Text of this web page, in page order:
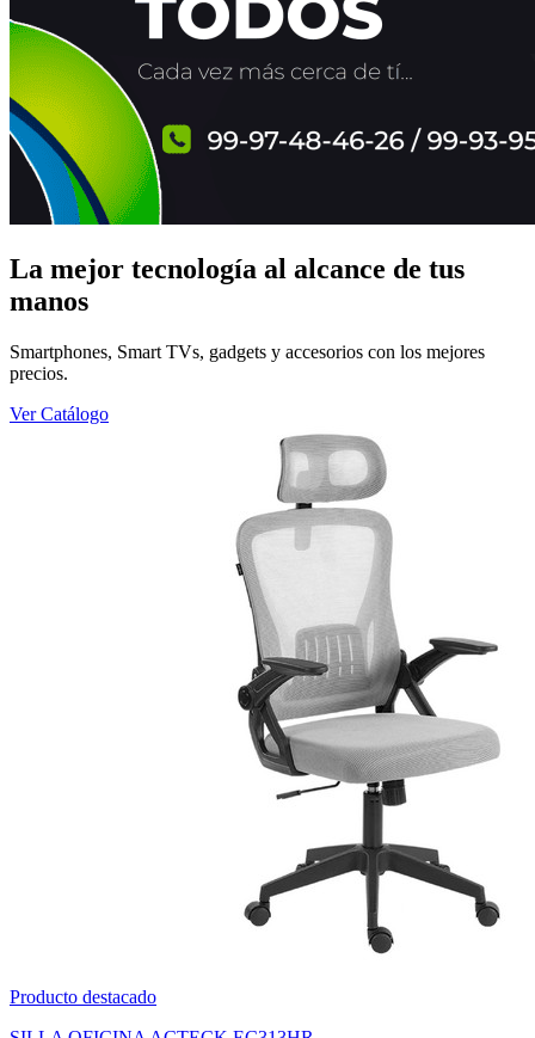
La mejor tecnología al alcance de tus
manos
Smartphones, Smart TVs, gadgets y accesorios con los mejores
precios.
Ver Catálogo
Producto destacado